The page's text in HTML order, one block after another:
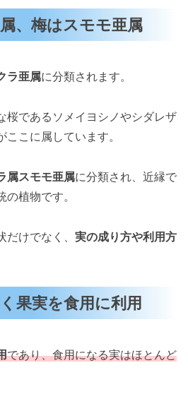
、梅はスモモ亜属
ラ亜属に分類されます。
桜であるソメイヨシノやシダレザ
こに属しています。
属スモモ亜属に分類され、近縁で
植物です。
けでなく、 実の成り方や利用方
果実を食用に利用
であり、食用になる実はほとんど